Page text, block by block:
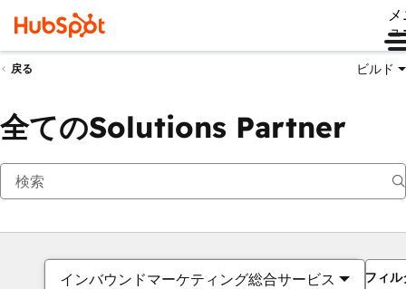
ュ
戻る ビルド
全てのSolutions Partner
インバウンドマーケティング総合サービス フィル